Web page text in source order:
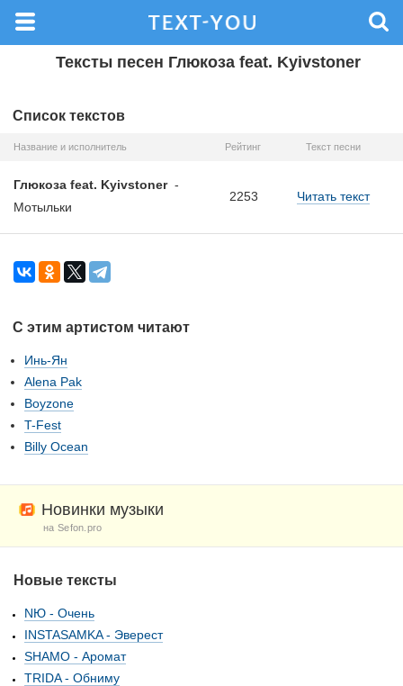
Тексты песен Глюкоза feat. Kyivstoner
Список текстов
Название и исполнитель Рейтинг Текст песни
Глюкоза feat. Kyivstoner-
Мотыльки
2253 Читать текст
С этим артистом читают
Инь-Ян
Alena Pak
Boyzone
T-Fest
Billy Ocean
Новинки музыки
на Sefon.pro
Новые тексты
NЮ - Очень
INSTASAMKA - Эверест
SHAMO - Аромат
TRIDA - Обниму